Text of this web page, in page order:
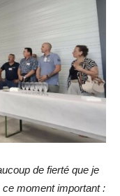
de fierté que je
moment important :